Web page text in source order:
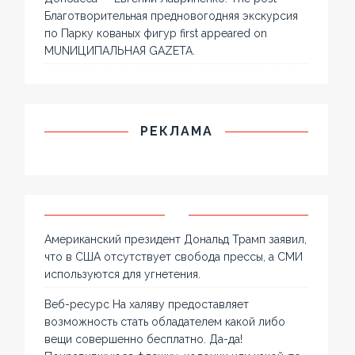
Благотворительная предновогодняя экскурсия
по Парку кованых фигур first appeared on
MUNИЦИПАЛЬНАЯ GAZЕТА.
РЕКЛАМА
Американский президент Дональд Трамп заявил,
что в США отсутствует свобода прессы, а СМИ
используются для угнетения.
Веб-ресурс На халяву предоставляет
возможность стать обладателем какой либо
вещи совершенно бесплатно. Да-да!